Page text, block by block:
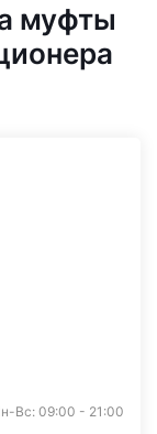
муфты
Вс: 09:00 - 21:00